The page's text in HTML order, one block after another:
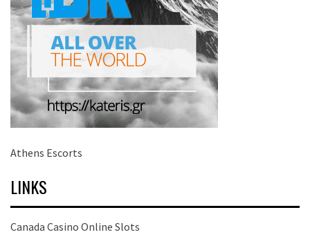
Athens Escorts
LINKS
Canada Casino Online Slots